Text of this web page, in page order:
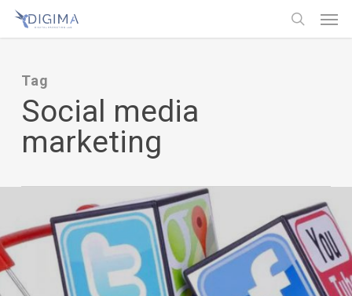
Skip
to
content
search
Tag
Social media
marketing
Menu